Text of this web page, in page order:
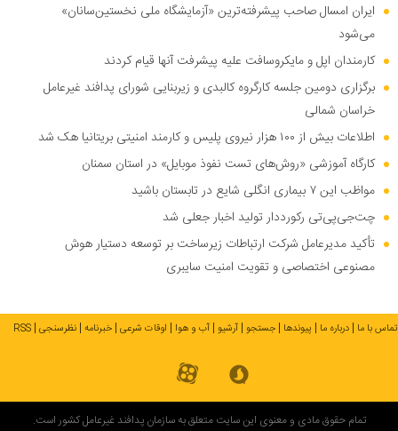
ایران امسال صاحب پیشرفته‌ترین «آزمایشگاه ملی نخستین‌سانان»
می‌شود
کارمندان اپل و مایکروسافت علیه پیشرفت آنها قیام کردند
برگزاری دومین جلسه کارگروه کالبدی و زیربنایی شورای پدافند غیرعامل
خراسان شمالی
اطلاعات بیش از ۱۰۰ هزار نیروی پلیس و کارمند امنیتی بریتانیا هک شد
کارگاه آموزشی «روش‌های تست نفوذ موبایل» در استان سمنان
مواظب این ۷ بیماری انگلی شایع در تابستان باشید
چت‌جی‌پی‌تی رکورددار تولید اخبار جعلی شد
تأکید مدیرعامل شرکت ارتباطات زیرساخت بر توسعه دستیار هوش
مصنوعی اختصاصی و تقویت امنیت سایبری
تماس با ما درباره ما پیوندها جستجو آرشیو آب و هوا اوقات شرعی خبرنامه نظرسنجی RSS
تمام حقوق مادی و معنوی این سایت متعلق به سازمان پدافند غیرعامل کشور است.